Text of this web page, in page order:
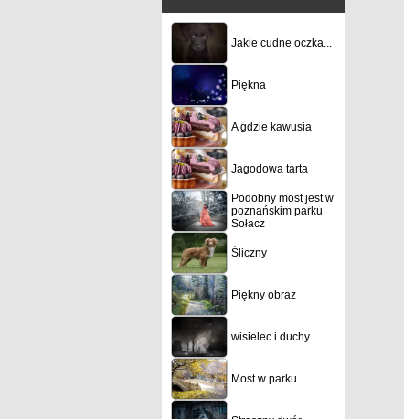
Jakie cudne oczka...
Piękna
A gdzie kawusia
Jagodowa tarta
Podobny most jest w
poznańskim parku
Sołacz
Śliczny
Piękny obraz
wisielec i duchy
Most w parku